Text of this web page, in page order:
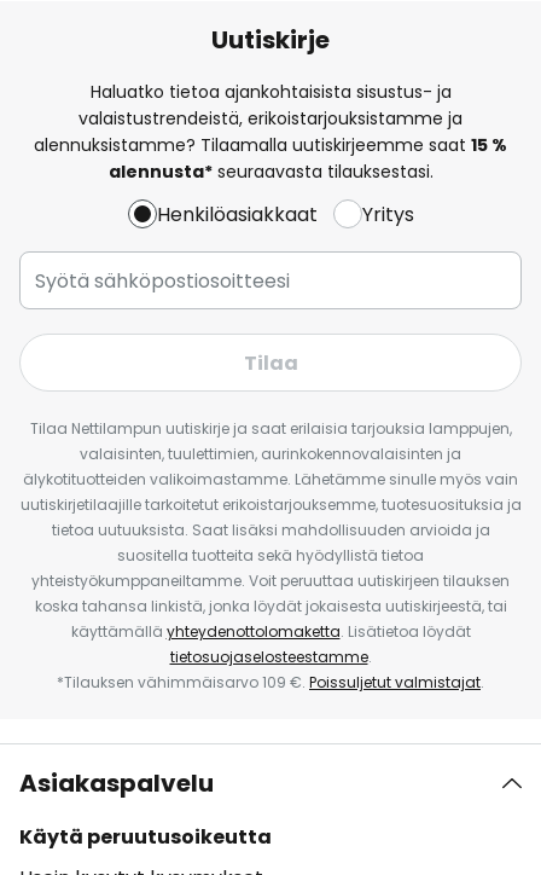
Uutiskirje
Haluatko tietoa ajankohtaisista sisustus- ja
valaistustrendeistä, erikoistarjouksistamme ja
alennuksistamme? Tilaamalla uutiskirjeemme saat 15 %
alennusta*seuraavasta tilauksestasi.
Henkilöasiakkaat Yritys
Tilaa
Tilaa Nettilampun uutiskirje ja saat erilaisia tarjouksia lamppujen,
valaisinten, tuulettimien, aurinkokennovalaisinten ja
älykotituotteiden valikoimastamme. Lähetämme sinulle myös vain
uutiskirjetilaajille tarkoitetut erikoistarjouksemme, tuotesuosituksia ja
tietoa uutuuksista. Saat lisäksi mahdollisuuden arvioida ja
suositella tuotteita sekä hyödyllistä tietoa
yhteistyökumppaneiltamme. Voit peruuttaa uutiskirjeen tilauksen
koska tahansa linkistä, jonka löydät jokaisesta uutiskirjeestä, tai
käyttämällä yhteydenottolomaketta. Lisätietoa löydät
tietosuojaselosteestamme.
*Tilauksen vähimmäisarvo 109 €. Poissuljetut valmistajat.
Asiakaspalvelu
Käytä peruutusoikeutta